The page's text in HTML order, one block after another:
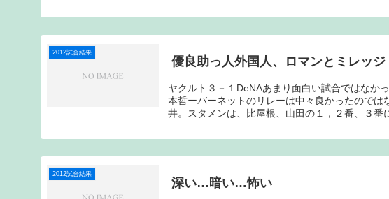
2012試合結果
優良助っ人外国人、ロマンとミレッジ
ヤクルト３－１DeNAあまり面白い試合ではなか
本哲ーバーネットのリレーは中々良かったので
井。スタメンは、比屋根、山田の１，２番、３番
2012試合結果
深い…暗い…怖い